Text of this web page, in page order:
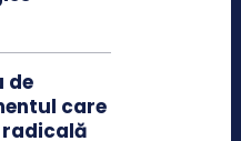
de
care